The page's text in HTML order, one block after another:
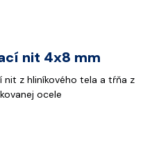
nit 4x8 mm
nit z hliníkového tela a tŕňa z
ocele